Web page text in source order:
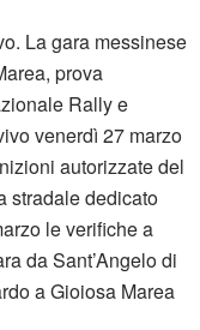
La gara messinese
prova
Rally e
venerdì 27 marzo
autorizzate del
stradale dedicato
le verifiche a
da Sant’Angelo di
a Gioiosa Marea